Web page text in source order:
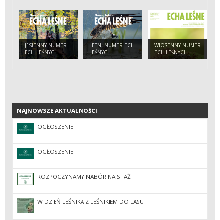
JESIENNY NUMER
ECH LEŚNYCH
LETNI NUMER ECH
LEŚNYCH
WIOSENNY NUMER
ECH LEŚNYCH
NAJNOWSZE AKTUALNOŚCI
NAJNOWSZE AKTUALNOŚCI
OGŁOSZENIE
OGŁOSZENIE
ROZPOCZYNAMY NABÓR NA STAŻ
W DZIEŃ LEŚNIKA Z LEŚNIKIEM DO LASU